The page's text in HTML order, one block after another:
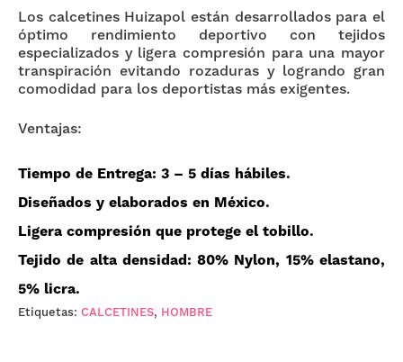
Los calcetines Huizapol están desarrollados para el
óptimo rendimiento deportivo con tejidos
especializados y ligera compresión para una mayor
transpiración evitando rozaduras y logrando gran
comodidad para los deportistas más exigentes.
Ventajas:
Tiempo de Entrega: 3 – 5 días hábiles.
Diseñados y elaborados en México.
Ligera compresión que protege el tobillo.
Tejido de alta densidad: 80% Nylon, 15% elastano,
5% licra.
Etiquetas: CALCETINES, HOMBRE